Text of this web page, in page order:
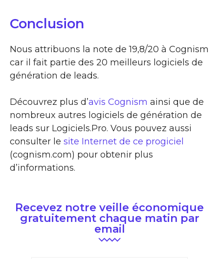
Conclusion
Nous attribuons la note de 19,8/20 à Cognism
car il fait partie des 20 meilleurs logiciels de
génération de leads.
Découvrez plus d’avis Cognism ainsi que de
nombreux autres logiciels de génération de
leads sur Logiciels.Pro. Vous pouvez aussi
consulter le site Internet de ce progiciel
(cognism.com) pour obtenir plus
d’informations.
Recevez notre veille économique
gratuitement chaque matin par
email